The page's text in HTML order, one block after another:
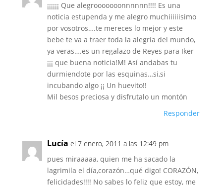
¡¡¡¡¡¡ Que alegrooooooonnnnnn!!!! Es una
noticia estupenda y me alegro muchiiiiiisimo
por vosotros….te mereces lo mejor y este
bebe te va a traer toda la alegría del mundo,
ya veras….es un regalazo de Reyes para Iker
¡¡¡ que buena noticia!M! Así andabas tu
durmiendote por las esquinas…si,si
incubando algo ¡¡ Un huevito!!
Mil besos preciosa y disfrutalo un montón
Responder
Lucía el 7 enero, 2011 a las 12:49 pm
pues miraaaaa, quien me ha sacado la
lagrimila el día,corazón…qué digo! CORAZÓN,
felicidades!!!! No sabes lo feliz que estoy, me